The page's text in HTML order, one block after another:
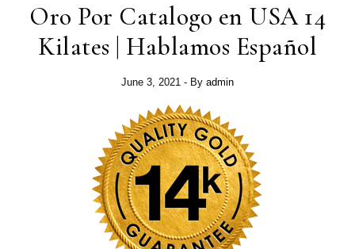
Oro Por Catalogo en USA 14
Kilates | Hablamos Español
June 3, 2021 - By admin